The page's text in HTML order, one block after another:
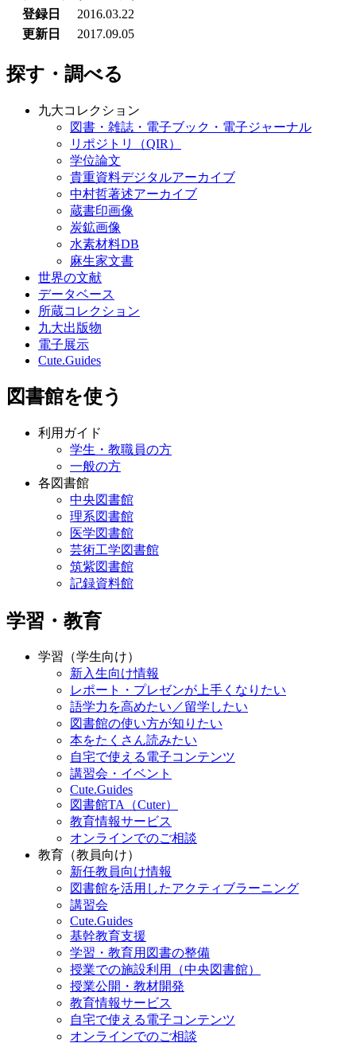
登録日
2016.03.22
更新日
2017.09.05
探す・調べる
九大コレクション
図書・雑誌・電子ブック・電子ジャーナル
リポジトリ（QIR）
学位論文
貴重資料デジタルアーカイブ
中村哲著述アーカイブ
蔵書印画像
炭鉱画像
水素材料DB
麻生家文書
世界の文献
データベース
所蔵コレクション
九大出版物
電子展示
Cute.Guides
図書館を使う
利用ガイド
学生・教職員の方
一般の方
各図書館
中央図書館
理系図書館
医学図書館
芸術工学図書館
筑紫図書館
記録資料館
学習・教育
学習（学生向け）
新入生向け情報
レポート・プレゼンが上手くなりたい
語学力を高めたい／留学したい
図書館の使い方が知りたい
本をたくさん読みたい
自宅で使える電子コンテンツ
講習会・イベント
Cute.Guides
図書館TA（Cuter）
教育情報サービス
オンラインでのご相談
教育（教員向け）
新任教員向け情報
図書館を活用したアクティブラーニング
講習会
Cute.Guides
基幹教育支援
学習・教育用図書の整備
授業での施設利用（中央図書館）
授業公開・教材開発
教育情報サービス
自宅で使える電子コンテンツ
オンラインでのご相談